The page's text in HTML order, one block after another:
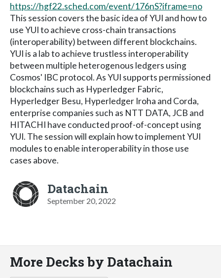
https://hgf22.sched.com/event/176nS?iframe=no
This session covers the basic idea of YUI and how to
use YUI to achieve cross-chain transactions
(interoperability) between different blockchains.
YUI is a lab to achieve trustless interoperability
between multiple heterogenous ledgers using
Cosmos' IBC protocol. As YUI supports permissioned
blockchains such as Hyperledger Fabric,
Hyperledger Besu, Hyperledger Iroha and Corda,
enterprise companies such as NTT DATA, JCB and
HITACHI have conducted proof-of-concept using
YUI. The session will explain how to implement YUI
modules to enable interoperability in those use
cases above.
Datachain
September 20, 2022
More Decks by Datachain